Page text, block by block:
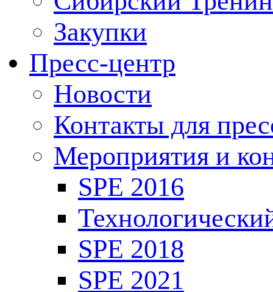
Закупки
Пресс-центр
Новости
Контакты для
Мероприятия и
SPE 2016
SPE 2018
SPE 2021